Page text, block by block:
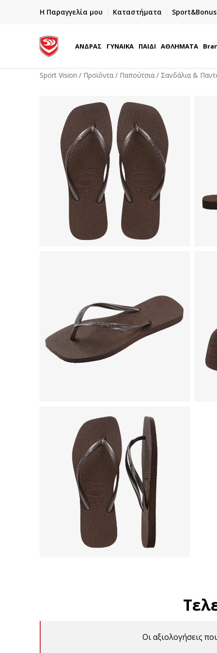
Η Παραγγελία μου Καταστήματα Sport&Bonus
ΓΡΗΓΟΡΟΤΕΡΗ ΠΑΡΑΔΟΣΗ ΜΕ BOX NOW
Παραλαβή 24/7
ΑΝΔΡΑΣ ΓΥΝΑΙΚΑ ΠΑΙΔΙ ΑΘΛΗΜΑΤΑ
Sport Vision Προϊόντα Παπούτσια Σανδάλια &
Οι αξιολογήσεις